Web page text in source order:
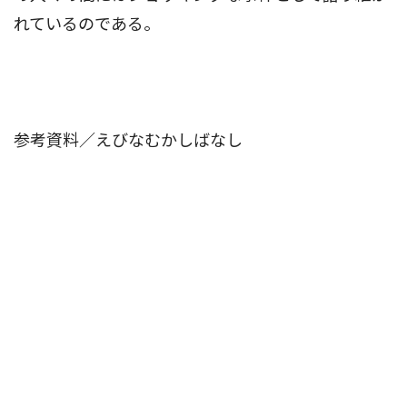
れているのである。
参考資料／えびなむかしばなし